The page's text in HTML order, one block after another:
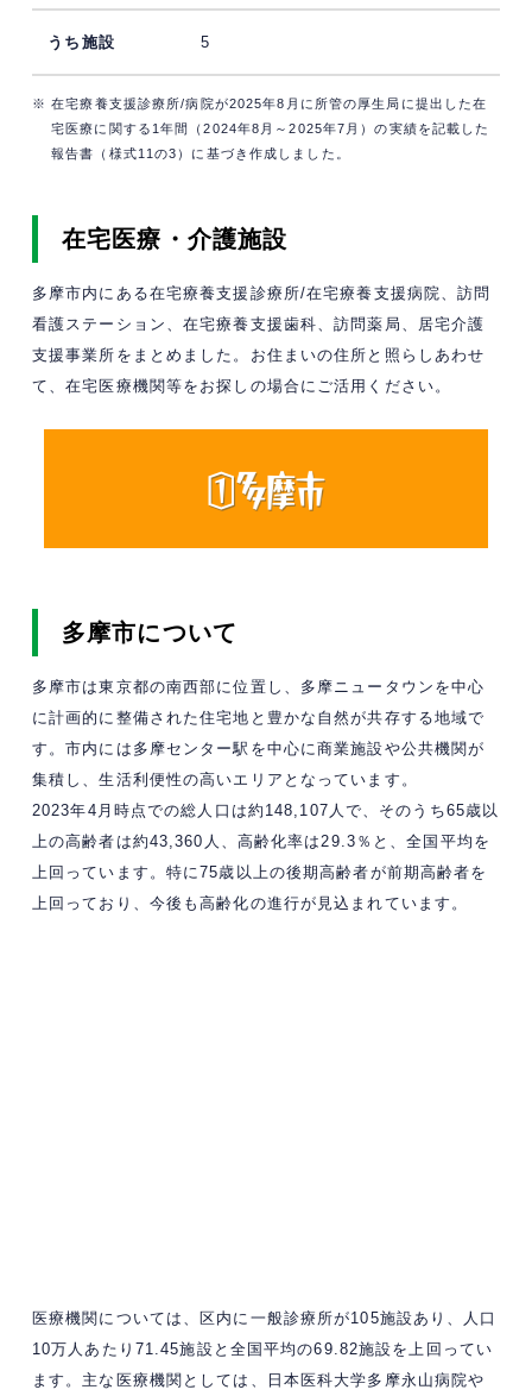
5
※ 在宅療養支援診療所/病院が2025年8月に所管の厚生局に提出した在
宅医療に関する1年間（2024年8月～2025年7月）の実績を記載した
報告書（様式11の3）に基づき作成しました。
在宅医療・介護施設
多摩市内にある在宅療養支援診療所/在宅療養支援病院、訪問
看護ステーション、在宅療養支援歯科、訪問薬局、居宅介護
支援事業所をまとめました。お住まいの住所と照らしあわせ
て、在宅医療機関等をお探しの場合にご活用ください。
多摩市について
多摩市は東京都の南西部に位置し、多摩ニュータウンを中心
に計画的に整備された住宅地と豊かな自然が共存する地域で
す。市内には多摩センター駅を中心に商業施設や公共機関が
集積し、生活利便性の高いエリアとなっています。
2023年4月時点での総人口は約148,107人で、そのうち65歳以
上の高齢者は約43,360人、高齢化率は29.3％と、全国平均を
上回っています。特に75歳以上の後期高齢者が前期高齢者を
上回っており、今後も高齢化の進行が見込まれています。
医療機関については、区内に一般診療所が105施設あり、人口
10万人あたり71.45施設と全国平均の69.82施設を上回ってい
ます。主な医療機関としては、日本医科大学多摩永山病院や